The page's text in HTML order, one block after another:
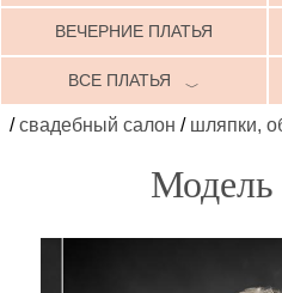
ВЕЧЕРНИЕ ПЛАТЬЯ
ВСЕ ПЛАТЬЯ ﹀
/свадебный салон / шляпки,